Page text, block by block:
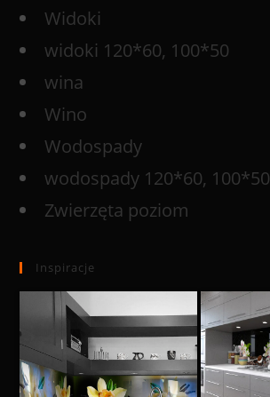
Widoki
widoki 120*60, 100*50
wina
Wino
Wodospady
wodospady 120*60, 100*50
Zwierzęta poziom
Inspiracje